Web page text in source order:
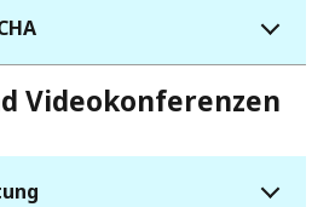
Videokonferenzen